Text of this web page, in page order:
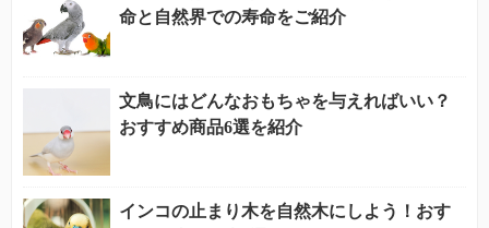
命と自然界での寿命をご紹介
文鳥にはどんなおもちゃを与えればいい？
おすすめ商品6選を紹介
インコの止まり木を自然木にしよう！おす